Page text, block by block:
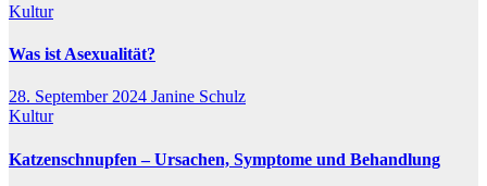
Kultur
Was ist Asexualität?
28. September 2024 Janine Schulz
Kultur
Katzenschnupfen – Ursachen, Symptome und Behandlung